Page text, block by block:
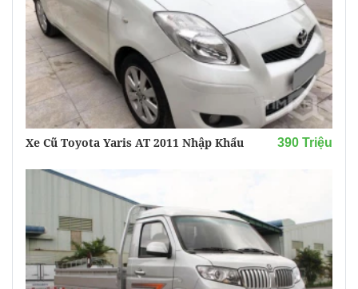
Xe Cũ Toyota Yaris AT 2011 Nhập Khẩu 390 Triệu